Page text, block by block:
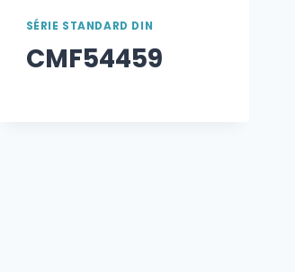
SÉRIE STANDARD DIN
CMF54459